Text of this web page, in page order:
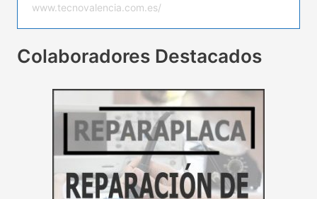
www.tecnovalencia.com.es/
Colaboradores Destacados